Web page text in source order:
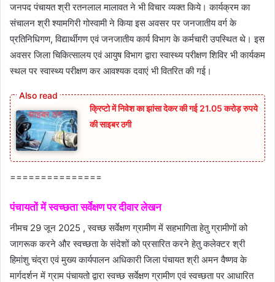
जनपद पंचायत श्री रतनलाल मालावत ने भी विचार व्यक्त किये। कार्यक्रम का
संचालन श्री श्यामगिरी गोस्वामी ने किया इस अवसर पर जनजातीय वर्ग के
प्रतिनिधिगण, विद्यार्थीगण एवं जनजातीय कार्य विभाग के कर्मचारी उपस्थित थे। इस
अवसर जिला चिकित्सालय एवं आयुष विभाग द्वारा स्वास्थ्य परीक्षण शिविर भी कार्यकम
स्थल पर स्‍वास्‍थ्‍य परीक्षण कर आवश्यक दवाएं भी वितरित की गई।
क्रिप्टो में निवेश का झांसा देकर की गई 21.05 करोड़ रुपये
की साइबर ठगी
===============
पंचायतों में स्‍वच्‍छता सर्वेक्षण पर दीवार लेखन
नीमच 29 जून 2025 , स्वच्छ सर्वेक्षण ग्रामीण में सहभागिता हेतु ग्रामीणों को
जागरूक करने और स्वच्छता के संदेशों को प्रसारित करने हेतु कलेक्टर श्री
हिमांशु चंद्रा एवं मुख्य कार्यपालन अधिकारी जिला पंचायत श्री अमन वैष्णव के
मार्गदर्शन में ग्राम पंचायतो द्वारा स्वच्छ सर्वेक्षण ग्रामीण एवं स्वच्छता पर आधारित